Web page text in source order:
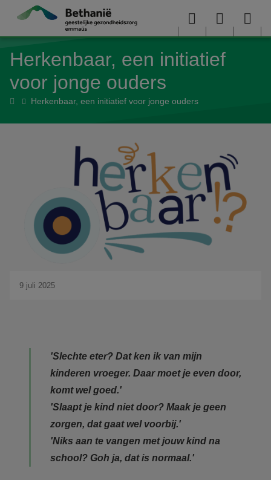
Overslaan en naar de inhoud gaan
Menu User
menu
Herkenbaar, een initiatief
voor jonge ouders
HomeHerkenbaar, een initiatief voor jonge ouders
9 juli 2025
'Slechte eter? Dat ken ik van mijn
kinderen vroeger. Daar moet je even door,
komt wel goed.'
'Slaapt je kind niet door? Maak je geen
zorgen, dat gaat wel voorbij.'
'Niks aan te vangen met jouw kind na
school? Goh ja, dat is normaal.'